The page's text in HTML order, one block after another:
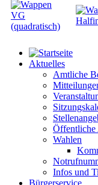
Aktuelles
Amtliche
Öffentliche
Wahlen
Infos und
Bürgerservice